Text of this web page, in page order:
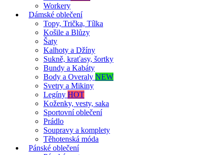
Workery
Dámské oblečení
Topy, Trička, Tílka
Košile a Blůzy
Šaty
Kalhoty a Džíny
Sukně, kraťasy, šortky
Bundy a Kabáty
Body a Overaly NEW
Svetry a Mikiny
Legíny HOT
Koženky, vesty, saka
Sportovní oblečení
Prádlo
Soupravy a komplety
Těhotenská móda
Pánské oblečení